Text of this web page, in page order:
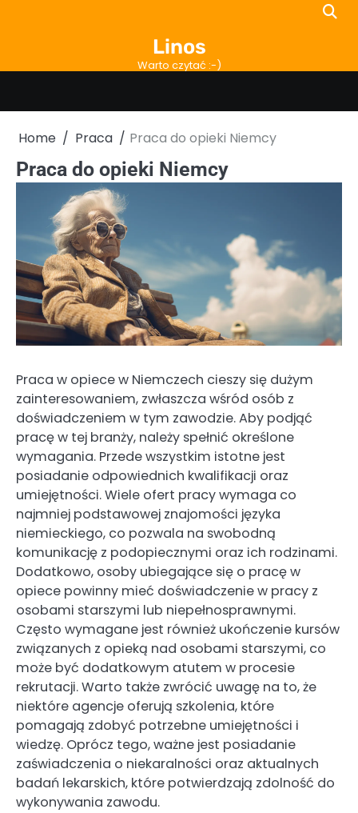
Linos
Warto czytać :-)
Home Praca Praca do opieki Niemcy
Praca do opieki Niemcy
Praca w opiece w Niemczech cieszy się dużym
zainteresowaniem, zwłaszcza wśród osób z
doświadczeniem w tym zawodzie. Aby podjąć
pracę w tej branży, należy spełnić określone
wymagania. Przede wszystkim istotne jest
posiadanie odpowiednich kwalifikacji oraz
umiejętności. Wiele ofert pracy wymaga co
najmniej podstawowej znajomości języka
niemieckiego, co pozwala na swobodną
komunikację z podopiecznymi oraz ich rodzinami.
Dodatkowo, osoby ubiegające się o pracę w
opiece powinny mieć doświadczenie w pracy z
osobami starszymi lub niepełnosprawnymi.
Często wymagane jest również ukończenie kursów
związanych z opieką nad osobami starszymi, co
może być dodatkowym atutem w procesie
rekrutacji. Warto także zwrócić uwagę na to, że
niektóre agencje oferują szkolenia, które
pomagają zdobyć potrzebne umiejętności i
wiedzę. Oprócz tego, ważne jest posiadanie
zaświadczenia o niekaralności oraz aktualnych
badań lekarskich, które potwierdzają zdolność do
wykonywania zawodu.